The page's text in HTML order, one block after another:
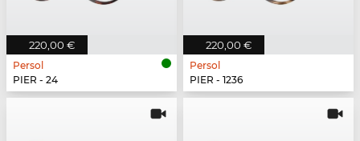
220,00 €
Persol
PIER - 24
220,00 €
Persol
PIER - 1236